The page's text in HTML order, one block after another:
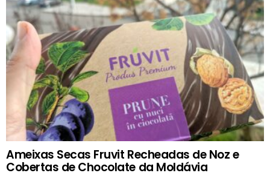
Ameixas Secas Fruvit Recheadas de Noz e
Cobertas de Chocolate da Moldávia